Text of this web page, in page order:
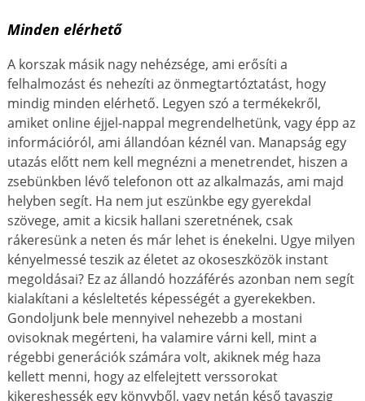
Minden elérhető
A korszak másik nagy nehézsége, ami erősíti a
felhalmozást és nehezíti az önmegtartóztatást, hogy
mindig minden elérhető. Legyen szó a termékekről,
amiket online éjjel-nappal megrendelhetünk, vagy épp az
információról, ami állandóan kéznél van. Manapság egy
utazás előtt nem kell megnézni a menetrendet, hiszen a
zsebünkben lévő telefonon ott az alkalmazás, ami majd
helyben segít. Ha nem jut eszünkbe egy gyerekdal
szövege, amit a kicsik hallani szeretnének, csak
rákeresünk a neten és már lehet is énekelni. Ugye milyen
kényelmessé teszik az életet az okoseszközök instant
megoldásai? Ez az állandó hozzáférés azonban nem segít
kialakítani a késleltetés képességét a gyerekekben.
Gondoljunk bele mennyivel nehezebb a mostani
ovisoknak megérteni, ha valamire várni kell, mint a
régebbi generációk számára volt, akiknek még haza
kellett menni, hogy az elfelejtett verssorokat
kikereshessék egy könyvből, vagy netán késő tavaszig